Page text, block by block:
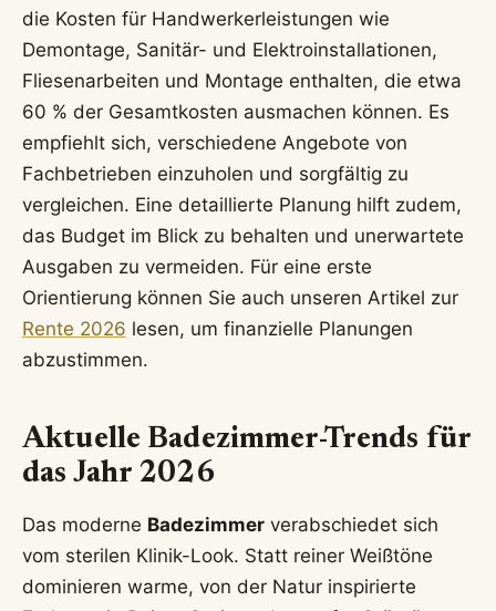
die Kosten für Handwerkerleistungen wie
Demontage, Sanitär- und Elektroinstallationen,
Fliesenarbeiten und Montage enthalten, die etwa
60 % der Gesamtkosten ausmachen können. Es
empfiehlt sich, verschiedene Angebote von
Fachbetrieben einzuholen und sorgfältig zu
vergleichen. Eine detaillierte Planung hilft zudem,
das Budget im Blick zu behalten und unerwartete
Ausgaben zu vermeiden. Für eine erste
Orientierung können Sie auch unseren Artikel zur
Rente 2026 lesen, um finanzielle Planungen
abzustimmen.
Aktuelle Badezimmer-Trends für
das Jahr 2026
Das moderne Badezimmer verabschiedet sich
vom sterilen Klinik-Look. Statt reiner Weißtöne
dominieren warme, von der Natur inspirierte